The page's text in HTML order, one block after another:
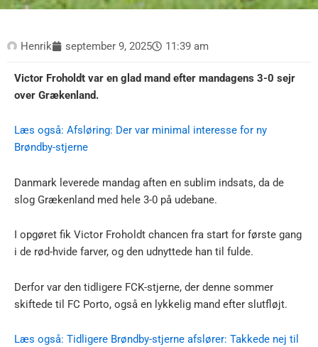
Henrik september 9, 2025 11:39 am
Victor Froholdt var en glad mand efter mandagens 3-0 sejr
over Grækenland.
Læs også: Afsløring: Der var minimal interesse for ny
Brøndby-stjerne
Danmark leverede mandag aften en sublim indsats, da de
slog Grækenland med hele 3-0 på udebane.
I opgøret fik Victor Froholdt chancen fra start for første gang
i de rød-hvide farver, og den udnyttede han til fulde.
Derfor var den tidligere FCK-stjerne, der denne sommer
skiftede til FC Porto, også en lykkelig mand efter slutfløjt.
Læs også: Tidligere Brøndby-stjerne afslører: Takkede nej til